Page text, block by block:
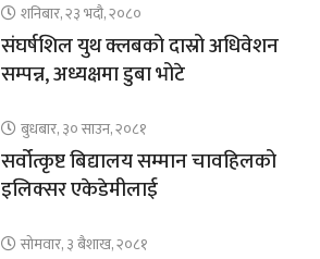
शनिबार, २३ भदौ, २०८०
संघर्षशिल युथ क्लबको दास्रो अधिवेशन
सम्पन्न, अध्यक्षमा डुबा भोटे
बुधबार, ३० साउन, २०८१
सर्वोत्कृष्ट बिद्यालय सम्मान चावहिलको
इलिक्सर एकेडेमीलाई
सोमवार, ३ बैशाख, २०८१